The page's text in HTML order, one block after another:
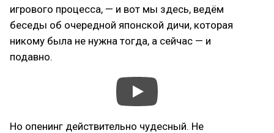
игрового процесса, — и вот мы здесь, ведём
беседы об очередной японской дичи, которая
никому была не нужна тогда, а сейчас — и
подавно.
Но опенинг действительно чудесный. Не